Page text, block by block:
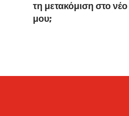
τη μετακόμιση στο
μου;